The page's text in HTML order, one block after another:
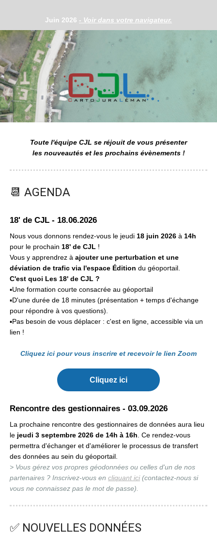
Juin 2026 - Voir dans votre navigateur.
Toute l'équipe CJL se réjouit de vous présenter
les nouveautés et les prochains évènements !
📆 AGENDA
18' de CJL - 18.06.2026
Nous vous donnons rendez-vous le jeudi 18 juin 2026 à 14h
pour le prochain 18' de CJL !
Vous y apprendrez à ajouter une perturbation et une
déviation de trafic via l'espace Édition du géoportail.
C'est quoi Les 18' de CJL ?
▪️Une formation courte consacrée au géoportail
▪️D'une durée de 18 minutes (présentation + temps d'échange
pour répondre à vos questions).
▪️Pas besoin de vous déplacer : c'est en ligne, accessible via un
lien !
Cliquez ici pour vous inscrire et recevoir le lien Zoom
Cliquez ici
Rencontre des gestionnaires - 03.09.2026
La prochaine rencontre des gestionnaires de données aura lieu
le jeudi 3 septembre 2026 de 14h à 16h. Ce rendez-vous
permettra d'échanger et d'améliorer le processus de transfert
des données au sein du géoportail.
> Vous gérez vos propres géodonnées ou celles d'un de nos
partenaires ? Inscrivez-vous en cliquant ici (contactez-nous si
vous ne connaissez pas le mot de passe).
✅ NOUVELLES DONNÉES